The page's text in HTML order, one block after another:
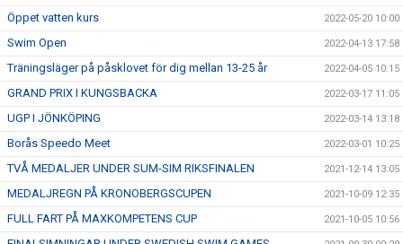
Öppet vatten kurs 2022-05-20 10:00
Swim Open 2022-04-13 17:58
Träningsläger på påsklovet för dig mellan 13-25 år 2022-04-05 10:15
GRAND PRIX I KUNGSBACKA 2022-03-17 11:05
UGP I JÖNKÖPING 2022-03-14 13:18
Borås Speedo Meet 2022-03-01 10:25
TVÅ MEDALJER UNDER SUM-SIM RIKSFINALEN 2021-12-14 13:05
MEDALJREGN PÅ KRONOBERGSCUPEN 2021-10-09 12:35
FULL FART PÅ MAXKOMPETENS CUP 2021-10-05 10:56